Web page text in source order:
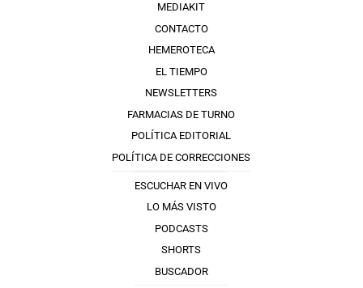
MEDIAKIT
CONTACTO
HEMEROTECA
EL TIEMPO
NEWSLETTERS
FARMACIAS DE TURNO
POLÍTICA EDITORIAL
POLÍTICA DE CORRECCIONES
ESCUCHAR EN VIVO
LO MÁS VISTO
PODCASTS
SHORTS
BUSCADOR